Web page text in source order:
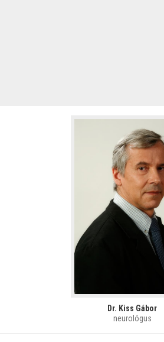
Dr. Kiss Gábor
neurológus